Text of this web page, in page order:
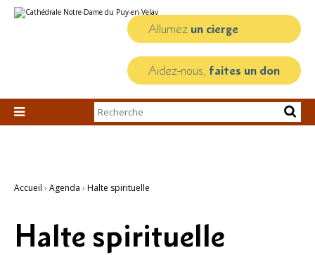
au
personnels
Allumez un cierge
Aidez-nous, faites un don

Chercher par
Recherche
Accueil › Agenda › Halte spirituelle
Halte spirituelle